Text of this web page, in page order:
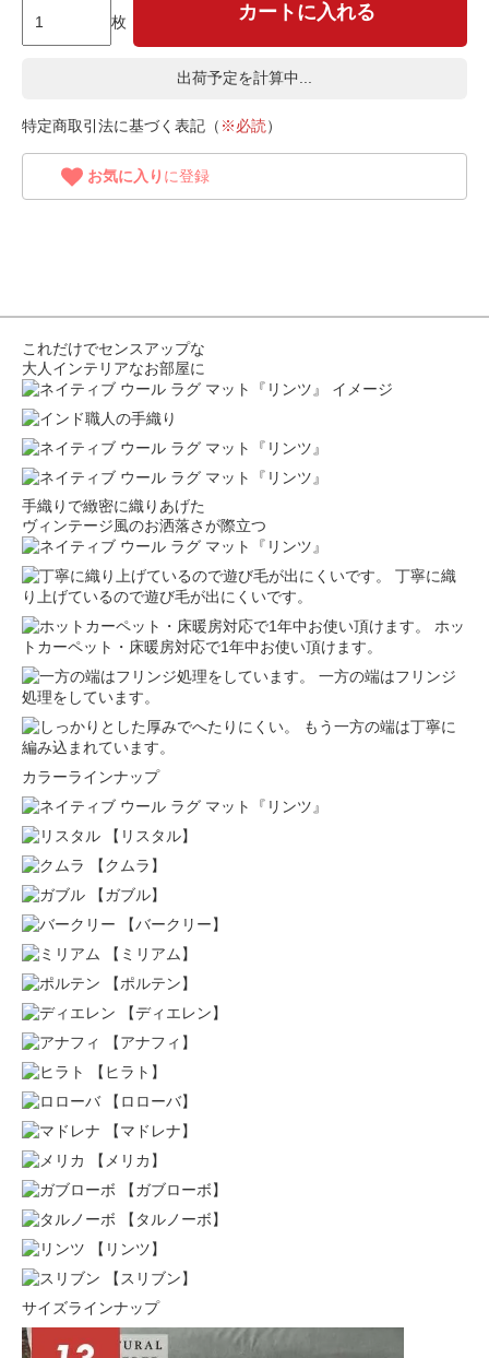
枚
カートに入れる
出荷予定を計算中...
特定商取引法に基づく表記（ ※必読）
お気に入り に登録
これだけでセンスアップな
大人インテリアなお部屋に
手織りで緻密に織りあげた
ヴィンテージ風のお洒落さが際立つ
丁寧に織
り上げているので遊び毛が出にくいです。
ホッ
トカーペット・床暖房対応で1年中お使い頂けます。
一方の端はフリンジ
処理をしています。
もう一方の端は丁寧に
編み込まれています。
カラーラインナップ
【リスタル】
【クムラ】
【ガブル】
【バークリー】
【ミリアム】
【ポルテン】
【ディエレン】
【アナフィ】
【ヒラト】
【ロローバ】
【マドレナ】
【メリカ】
【ガブローボ】
【タルノーボ】
【リンツ】
【スリブン】
サイズラインナップ